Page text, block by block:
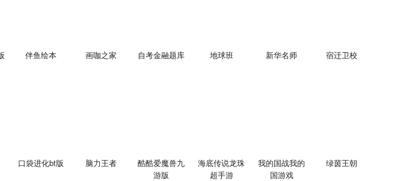
伴鱼绘本 画咖之家 自考金融题库 地球班 新华名师 宿迁卫校
口袋进化bt版 脑力王者
酷酷爱魔兽九
游版
海底传说龙珠
超手游
我的国战我的
国游戏
绿茵王朝